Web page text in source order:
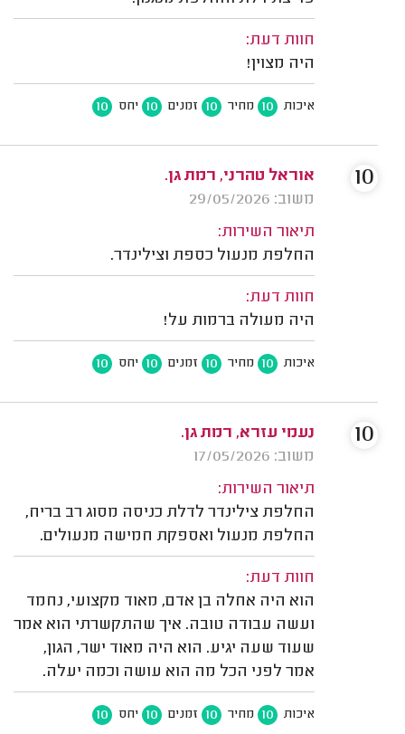
חוות דעת:
היה מצוין!
איכות 10 מחיר 10 זמנים 10 יחס 10
אוראל טהרני, רמת גן.
משוב: 29/05/2026
תיאור השירות:
החלפת מנעול כספת וצילינדר.
חוות דעת:
היה מעולה ברמות על!
איכות 10 מחיר 10 זמנים 10 יחס 10
10
נעמי עזרא, רמת גן.
משוב: 17/05/2026
תיאור השירות:
החלפת צילינדר לדלת כניסה מסוג רב בריח,
החלפת מנעול ואספקת חמישה מנעולים.
חוות דעת:
הוא היה אחלה בן אדם, מאוד מקצועי, נחמד
ועשה עבודה טובה. איך שהתקשרתי הוא אמר
שעוד שעה יגיע. הוא היה מאוד ישר, הגון,
אמר לפני הכל מה הוא עושה וכמה יעלה.
איכות 10 מחיר 10 זמנים 10 יחס 10
10